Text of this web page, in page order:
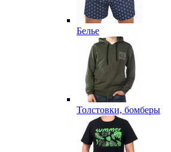
Белье
Толстовки, бомберы